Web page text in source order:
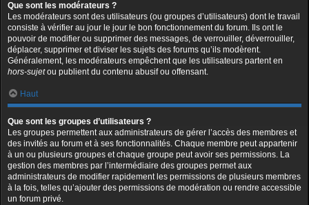
Que sont les modérateurs ?
Les modérateurs sont des utilisateurs (ou groupes d’utilisateurs) dont le travail
consiste à vérifier au jour le jour le bon fonctionnement du forum. Ils ont le
pouvoir de modifier ou supprimer des messages, de verrouiller, déverrouiller,
déplacer, supprimer et diviser les sujets des forums qu’ils modèrent.
Généralement, les modérateurs empêchent que les utilisateurs partent en
hors-sujetou publient du contenu abusif ou offensant.
Haut
Que sont les groupes d’utilisateurs ?
Les groupes permettent aux administrateurs de gérer l’accès des membres et
des invités au forum et à ses fonctionnalités. Chaque membre peut appartenir
à un ou plusieurs groupes et chaque groupe peut avoir ses permissions. La
gestion des membres par l’intermédiaire des groupes permet aux
administrateurs de modifier rapidement les permissions de plusieurs membres
à la fois, telles qu’ajouter des permissions de modération ou rendre accessible
un forum privé.